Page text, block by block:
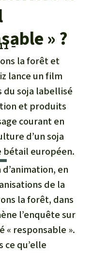
forêt tropicale
palme
protégées
?
tropicales
» ?
la forêt et
lance un film
du soja labellisé
et produits
courant en
d’un soja
bétail européen.
en
de la
la forêt, dans
l’enquête sur
« responsable ».
ce qu’elle